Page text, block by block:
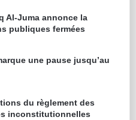
Al-Juma annonce la
publiques fermées
une pause jusqu’au
du règlement des
inconstitutionnelles